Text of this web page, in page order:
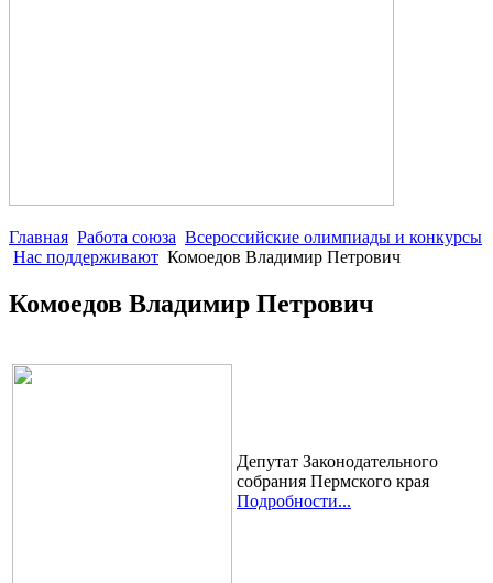
Главная Работа союза Всероссийские олимпиады и конкурсы
Нас поддерживают Комоедов Владимир Петрович
Комоедов Владимир Петрович
Депутат Законодательного
собрания Пермского края
Подробности...